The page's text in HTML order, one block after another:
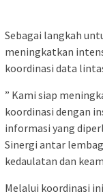
Sebagai langkah
meningkatkan
koordinasi data
” Kami siap
koordinasi dengan
informasi yang
Sinergi antar
kedaulatan dan
Melalui koordinasi